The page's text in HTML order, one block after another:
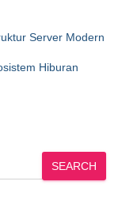
Server Modern
Hiburan
SEARCH